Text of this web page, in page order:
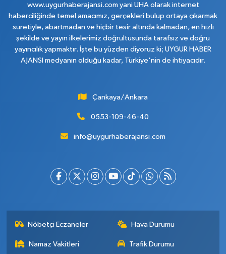
www.uygurhaberajansi.com yani UHA olarak internet
haberciliğinde temel amacımız, gerçekleri bulup ortaya çıkarmak
suretiyle, abartmadan ve hiçbir tesir altında kalmadan, en hızlı
şekilde ve yayın ilkelerimiz doğrultusunda tarafsız ve doğru
yayıncılık yapmaktır. İşte bu yüzden diyoruz ki; UYGUR HABER
AJANSI medyanın olduğu kadar, Türkiye'nin de ihtiyacıdır.
Çankaya/Ankara
0553-109-46-40
info@uygurhaberajansi.com
Nöbetçi Eczaneler Hava Durumu
Namaz Vakitleri Trafik Durumu